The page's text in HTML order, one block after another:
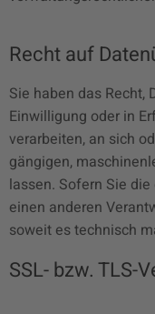
Recht auf
Sie haben das Recht,
Einwilligung oder in
verarbeiten, an sich
gängigen,
lassen. Sofern Sie
einen anderen
soweit es technisch
SSL- bzw. TLS-